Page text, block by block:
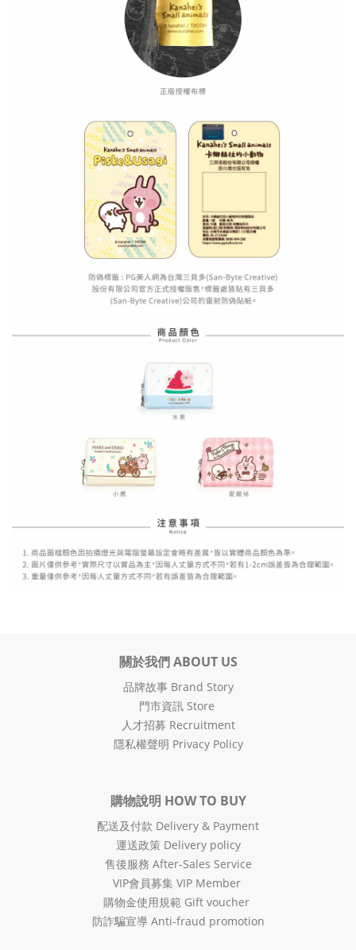
關於我們 ABOUT US
品牌故事 Brand Story
門市資訊 Store
人才招募 Recruitment
隱私權聲明 Privacy Policy
購物說明 HOW TO BUY
配送及付款 Delivery & Payment
運送政策 Delivery policy
售後服務 After-Sales Service
VIP會員募集 VIP Member
購物金使用規範 Gift voucher
防詐騙宣導 Anti-fraud promotion